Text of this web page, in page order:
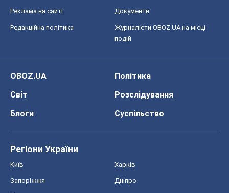
Реклама на сайті Документи
Редакційна політика
Журналісти OBOZ.UA на місці
подій
OBOZ.UA
Політика
Світ
Розслідування
Блоги
Суспільство
Регіони України
Київ Харків
Запоріжжя Дніпро